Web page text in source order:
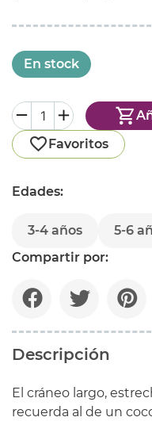
En stock
Favoritos
Edades:
3-4 años 5-6
Compartir por:
Descripción
El cráneo largo,
recuerda al de un